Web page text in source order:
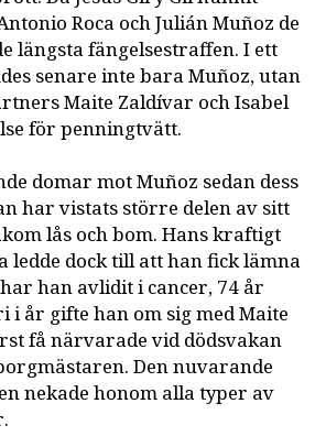
Roca och Julián Muñoz de
längsta fängelsestraffen. I ett
senare inte bara Muñoz, utan
Maite Zaldívar och Isabel
för penningtvätt.
domar mot Muñoz sedan dess
har vistats större delen av sitt
lås och bom. Hans kraftigt
ledde dock till att han fick lämna
han avlidit i cancer, 74 år
i år gifte han om sig med Maite
få närvarade vid dödsvakan
Den nuvarande
nekade honom alla typer av